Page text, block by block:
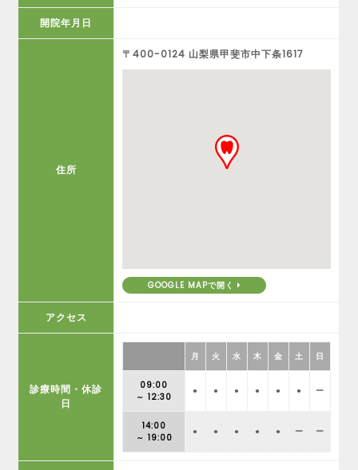
開院年月日
住所
〒400-0124 山梨県甲斐市中下条1617
GOOGLE MAPで開く
アクセス
診療時間・休診
日
月 火 水 木 金 土 日
09:00
～ 12:30
● ● ● ● ● ● ー
14:00
～ 19:00
● ● ● ● ● ー ー